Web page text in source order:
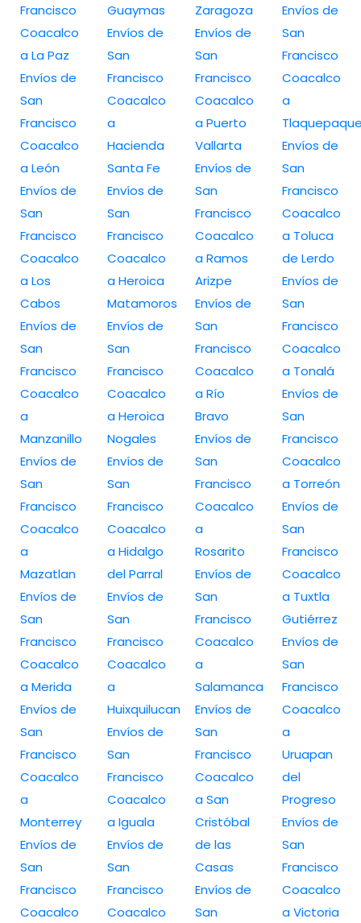
Francisco
Coacalco
a La Paz
Envíos de
San
Francisco
Coacalco
a León
Envíos de
San
Francisco
Coacalco
a Los
Cabos
Envíos de
San
Francisco
Coacalco
a
Manzanillo
Envíos de
San
Francisco
Coacalco
a
Mazatlan
Envíos de
San
Francisco
Coacalco
a Merida
Envíos de
San
Francisco
Coacalco
a
Monterrey
Envíos de
San
Francisco
Coacalco
Guaymas
Envíos de
San
Francisco
Coacalco
a
Hacienda
Santa Fe
Envíos de
San
Francisco
Coacalco
a Heroica
Matamoros
Envíos de
San
Francisco
Coacalco
a Heroica
Nogales
Envíos de
San
Francisco
Coacalco
a Hidalgo
del Parral
Envíos de
San
Francisco
Coacalco
a
Huixquilucan
Envíos de
San
Francisco
Coacalco
a Iguala
Envíos de
San
Francisco
Coacalco
Zaragoza
Envíos de
San
Francisco
Coacalco
a Puerto
Vallarta
Envíos de
San
Francisco
Coacalco
a Ramos
Arizpe
Envíos de
San
Francisco
Coacalco
a Río
Bravo
Envíos de
San
Francisco
Coacalco
a
Rosarito
Envíos de
San
Francisco
Coacalco
a
Salamanca
Envíos de
San
Francisco
Coacalco
a San
Cristóbal
de las
Casas
Envíos de
San
Envíos de
San
Francisco
Coacalco
a
Envíos de
San
Francisco
Coacalco
a Toluca
de Lerdo
Envíos de
San
Francisco
Coacalco
a Tonalá
Envíos de
San
Francisco
Coacalco
a Torreón
Envíos de
San
Francisco
Coacalco
a Tuxtla
Gutiérrez
Envíos de
San
Francisco
Coacalco
a
Uruapan
del
Progreso
Envíos de
San
Francisco
Coacalco
a Victoria